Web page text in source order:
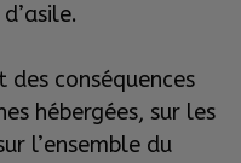
conséquences
hébergées, sur les
l’ensemble du